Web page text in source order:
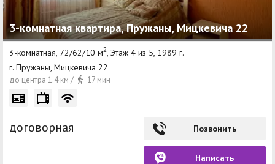
3-комнатная квартира, Пружаны, Мицкевича 22
3-комнатная, 72/62/10 м2, Этаж 4 из 5, 1989 г.
г. Пружаны, Мицкевича 22
до центра 1.4 км / 17 мин
договорная Позвонить
Написать